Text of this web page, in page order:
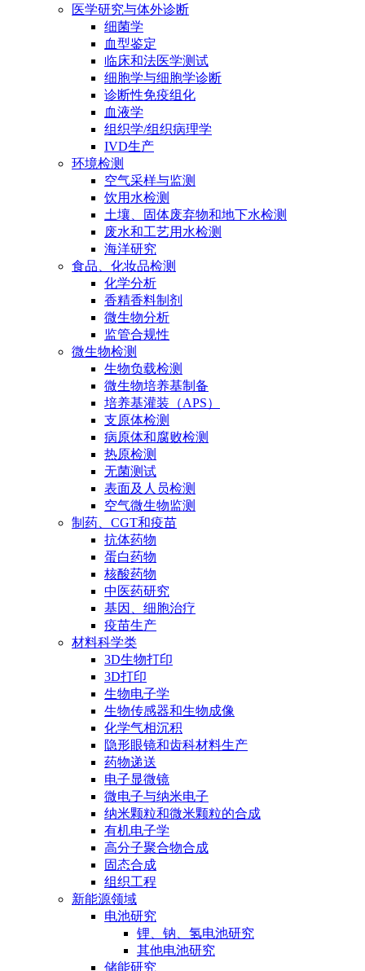
医学研究与体外诊断
细菌学
血型鉴定
临床和法医学测试
细胞学与细胞学诊断
诊断性免疫组化
血液学
组织学/组织病理学
IVD生产
环境检测
空气采样与监测
饮用水检测
土壤、固体废弃物和地下水检测
废水和工艺用水检测
海洋研究
食品、化妆品检测
化学分析
香精香料制剂
微生物分析
监管合规性
微生物检测
生物负载检测
微生物培养基制备
培养基灌装（APS）
支原体检测
病原体和腐败检测
热原检测
无菌测试
表面及人员检测
空气微生物监测
制药、CGT和疫苗
抗体药物
蛋白药物
核酸药物
中医药研究
基因、细胞治疗
疫苗生产
材料科学类
3D生物打印
3D打印
生物电子学
生物传感器和生物成像
化学气相沉积
隐形眼镜和齿科材料生产
药物递送
电子显微镜
微电子与纳米电子
纳米颗粒和微米颗粒的合成
有机电子学
高分子聚合物合成
固态合成
组织工程
新能源领域
电池研究
锂、钠、氢电池研究
其他电池研究
储能研究